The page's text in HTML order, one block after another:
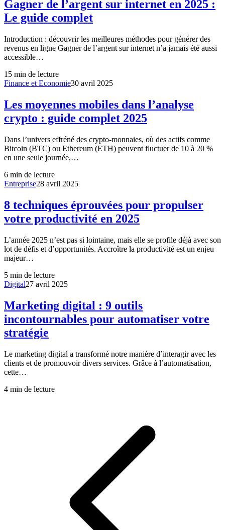
Gagner de l’argent sur internet en 2025 :
Le guide complet
Introduction : découvrir les meilleures méthodes pour générer des
revenus en ligne Gagner de l’argent sur internet n’a jamais été aussi
accessible…
15 min de lecture
Finance et Economie30 avril 2025
Les moyennes mobiles dans l’analyse
crypto : guide complet 2025
Dans l’univers effréné des crypto-monnaies, où des actifs comme
Bitcoin (BTC) ou Ethereum (ETH) peuvent fluctuer de 10 à 20 %
en une seule journée,…
6 min de lecture
Entreprise28 avril 2025
8 techniques éprouvées pour propulser
votre productivité en 2025
L’année 2025 n’est pas si lointaine, mais elle se profile déjà avec son
lot de défis et d’opportunités. Accroître la productivité est un enjeu
majeur…
5 min de lecture
Digital27 avril 2025
Marketing digital : 9 outils
incontournables pour automatiser votre
stratégie
Le marketing digital a transformé notre manière d’interagir avec les
clients et de promouvoir divers services. Grâce à l’automatisation,
cette…
4 min de lecture